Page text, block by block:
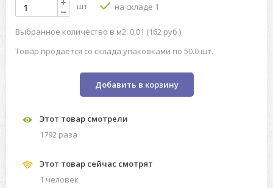
шт на складе 1
Выбранное количество в м2: 0,01 (162 руб.)
Товар продаётся со склада упаковками по 50.0 шт.
Добавить в корзину
Этот товар смотрели
1792 разa
Этот товар сейчас смотрят
1 человек